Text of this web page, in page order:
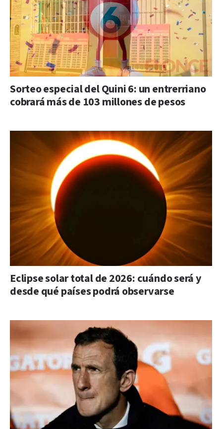
Sorteo especial del Quini 6: un entrerriano
cobrará más de 103 millones de pesos
Eclipse solar total de 2026: cuándo será y
desde qué países podrá observarse